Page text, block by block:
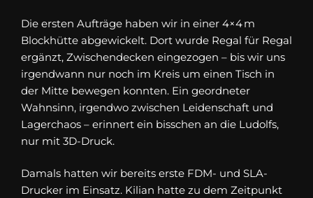
Die ersten Aufträge haben wir in einer 4×4 m
Blockhütte abgewickelt. Dort wurde Regal für Regal
ergänzt, Zwischendecken eingezogen – bis wir uns
irgendwann nur noch im Kreis um einen Tisch in
der Mitte bewegen konnten. Ein geordneter
Wahnsinn, irgendwo zwischen Leidenschaft und
Lagerchaos – erinnert ein bisschen an die Ludolfs,
nur mit 3D-Druck.
Damals hatten wir bereits erste FDM- und SLA-
Drucker im Einsatz. Kilian hatte zu dem Zeitpunkt